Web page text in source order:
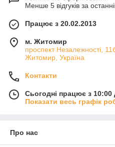
Менше 5 відгуків за
Працює з 20.02.2013
м. Житомир
проспект Незалежності,
Житомир, Україна
Контакти
Сьогодні працює з 10:00
Показати весь графік
Про нас